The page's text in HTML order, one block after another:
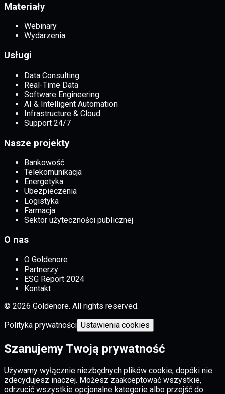
Materiały
Webinary
Wydarzenia
Usługi
Data Consulting
Real-Time Data
Software Engineering
AI & Intelligent Automation
Infrastructure & Cloud
Support 24/7
Nasze projekty
Bankowość
Telekomunikacja
Energetyka
Ubezpieczenia
Logistyka
Farmacja
Sektor użyteczności publicznej
O nas
O Goldenore
Partnerzy
ESG Report 2024
Kontakt
© 2026 Goldenore. All rights reserved.
Polityka prywatności Ustawienia cookies
Szanujemy Twoją prywatność
Używamy wyłącznie niezbędnych plików cookie, dopóki nie
zdecydujesz inaczej. Możesz zaakceptować wszystkie,
odrzucić wszystkie opcjonalne kategorie albo przejść do